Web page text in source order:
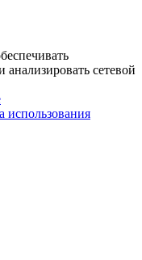
сетевой
использования